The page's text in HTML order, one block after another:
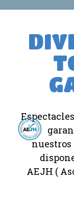
nuestros
AEJH (